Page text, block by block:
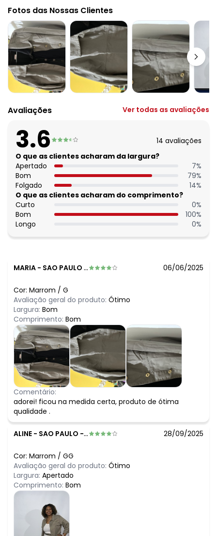
Modelagem: Solta
Decote frente: Com gola
Comprimento da manga: 3/4
Modelo da manga: Ampla
Comprimento: Curto
Fechamento: Em botões
Material: Jeans
Estação: Ano Inteiro
Situação de Uso: Casual
Composição Material: 100% Algodão
Fotos das Nossas Clientes
Avaliações Ver todas as avaliações
3.6 14 avaliações
O que as clientes acharam da largura?
Apertado
7%
Bom
79%
Folgado
14%
O que as clientes acharam do comprimento?
Curto
0%
Bom
100%
Longo
0%
MARIA - SAO PAULO - SP 06/06/2025
Cor: Marrom / G
Avaliação geral do produto: Ótimo
Largura: Bom
Comprimento: Bom
Comentário:
adorei! ficou na medida certa, produto de ótima
qualidade .
ALINE - SAO PAULO - SP 28/09/2025
Cor: Marrom / GG
Avaliação geral do produto: Ótimo
Largura: Apertado
Comprimento: Bom